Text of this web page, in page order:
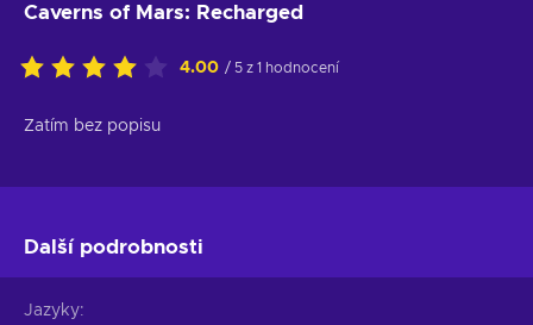
Caverns of Mars: Recharged
4.00 / 5 z 1 hodnocení
Zatím bez popisu
Další podrobnosti
Jazyky